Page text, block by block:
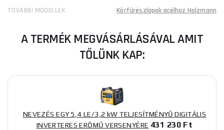
TOVÁBBI MODELLEK Körfűrészlapok acélhoz Holzmann
A TERMÉK MEGVÁSÁRLÁSÁVAL AMIT
TŐLÜNK KAP:
NEVEZÉS EGY 5,4 LE/3,2 kW TELJESÍTMÉNYŰ DIGITÁLIS
INVERTERES ERŐMŰ VERSENYÉRE 431 230 Ft